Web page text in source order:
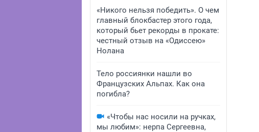
«Никого нельзя победить». О чем
главный блокбастер этого года,
который бьет рекорды в прокате:
честный отзыв на «Одиссею»
Нолана
Тело россиянки нашли во
Французских Альпах. Как она
погибла?
«Чтобы нас носили на ручках,
мы любим»: нерпа Сергеевна,